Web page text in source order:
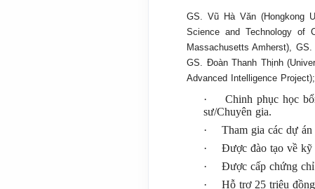
GS. Vũ Hà Văn (Hongkong
Science and Technology of
Massachusetts Amherst),
GS. Đoàn Thanh Thịnh
Advanced Intelligence
·
Chinh phục học
sư/Chuyên gia.
·
Tham gia các dự
·
Được đào tạo về kỹ
·
Được cấp chứng
·
Hỗ trợ 25 triệu